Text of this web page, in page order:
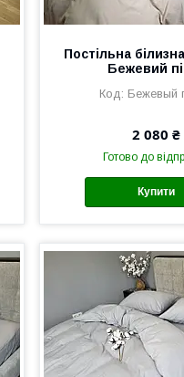
Постільна
Бежевий
Бежевый
2 080 ₴
Готово до
Купити